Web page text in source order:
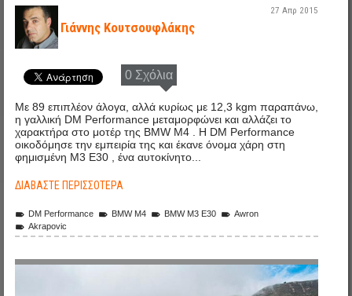
Γιάννης Κουτσουφλάκης
27 Απρ 2015
0 Σχόλια
Με 89 επιπλέον άλογα, αλλά κυρίως με 12,3 kgm παραπάνω,
η γαλλική DM Performance μεταμορφώνει και αλλάζει το
χαρακτήρα στο μοτέρ της BMW M4 . Η DM Performance
οικοδόμησε την εμπειρία της και έκανε όνομα χάρη στη
φημισμένη M3 E30 , ένα αυτοκίνητο...
ΔΙΑΒΆΣΤΕ ΠΕΡΙΣΣΌΤΕΡΑ
DM Performance BMW M4 BMW M3 E30
Awron
Akrapovic